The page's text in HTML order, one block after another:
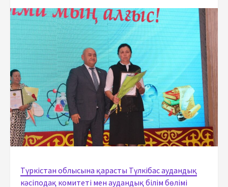
Түркістан облысына қарасты Түлкібас аудандық
кәсіподақ комитеті мен аудандық білім бөлімі